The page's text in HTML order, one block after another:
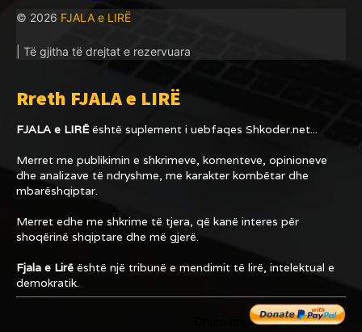
© 2026 FJALA e LIRË
| Të gjitha të drejtat e rezervuara
Rreth FJALA e LIRË
FJALA e LIRËështë suplement i uebfaqes Shkoder.net...
Merret me publikimin e shkrimeve, komenteve, opinioneve
dhe analizave të ndryshme, me karakter kombëtar dhe
mbarëshqiptar.
Merret edhe me shkrime të tjera, që kanë interes për
shoqërinë shqiptare dhe më gjerë.
Fjala e Lirë është një tribunë e mendimit të lirë, intelektual e
demokratik.